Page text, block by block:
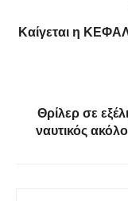
Καίγεται η
Θρίλερ σε
ναυτικός